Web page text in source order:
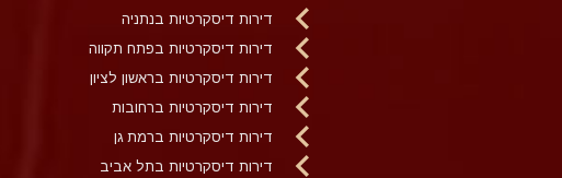
דירות דיסקרטיות בנתניה
דירות דיסקרטיות בפתח תקווה
דירות דיסקרטיות בראשון לציון
דירות דיסקרטיות ברחובות
דירות דיסקרטיות ברמת גן
דירות דיסקרטיות בתל אביב